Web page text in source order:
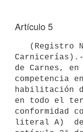
Artículo 5
de Carnes,
competencia
habilitación
en todo el
conformidad
literal A)